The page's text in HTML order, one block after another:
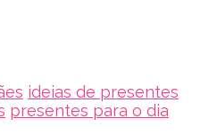
ideias de presentes
presentes para o dia